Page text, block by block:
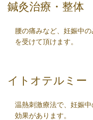
鍼灸治療・整体
腰の痛みなど、妊娠中
を受けて頂けます。
イトオテルミー
温熱刺激療法で、妊娠
効果があります。